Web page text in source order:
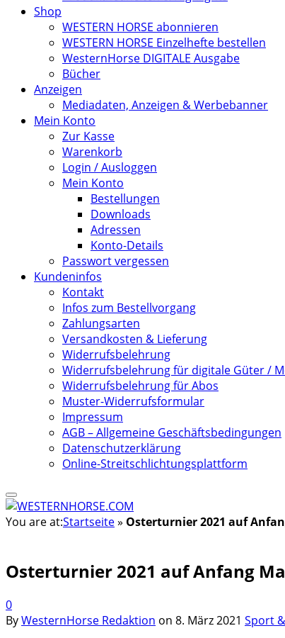
Shop
WESTERN HORSE abonnieren
WESTERN HORSE Einzelhefte bestellen
WesternHorse DIGITALE Ausgabe
Bücher
Anzeigen
Mediadaten, Anzeigen & Werbebanner
Mein Konto
Zur Kasse
Warenkorb
Login / Ausloggen
Mein Konto
Bestellungen
Downloads
Adressen
Konto-Details
Passwort vergessen
Kundeninfos
Kontakt
Infos zum Bestellvorgang
Zahlungsarten
Versandkosten & Lieferung
Widerrufsbelehrung
Widerrufsbelehrung für digitale Güter /
Widerrufsbelehrung für Abos
Muster-Widerrufsformular
Impressum
AGB – Allgemeine Geschäftsbedingungen
Datenschutzerklärung
Online-Streitschlichtungsplattform
You are at:Startseite» Osterturnier 2021 auf
Osterturnier 2021 auf Anfang
0
ByWesternHorse Redaktion on 8. März 2021 Sport